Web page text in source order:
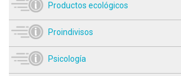
Productos ecológicos
Proindivisos
Psicología